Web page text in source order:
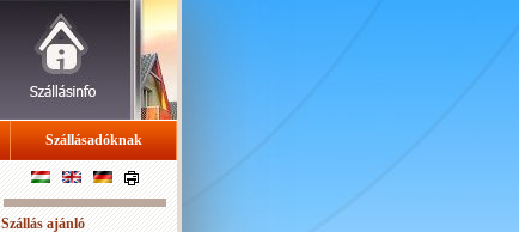
Szállásadóknak
Szállás ajánló